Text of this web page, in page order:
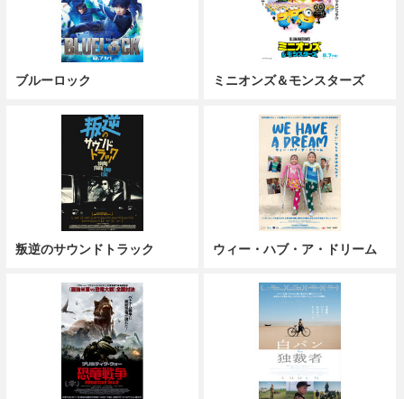
ブルーロック ミニオンズ＆モンスターズ
叛逆のサウンドトラック ウィー・ハブ・ア・ドリーム